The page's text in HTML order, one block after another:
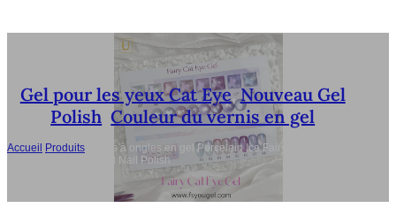
Gel pour les yeux Cat Eye,Nouveau Gel
Polish ,Couleur du vernis en gel
Accueil Produits
Vernis à ongles en gel Porcelain Ice Fairy 8 Couleurs
Non-Toxic Cat Eye Gel Nail Polish